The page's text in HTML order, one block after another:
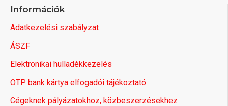
Információk
Adatkezelési szabályzat
ÁSZF
Elektronikai hulladékkezelés
OTP bank kártya elfogadói tájékoztató
Cégeknek pályázatokhoz, közbeszerzésekhez